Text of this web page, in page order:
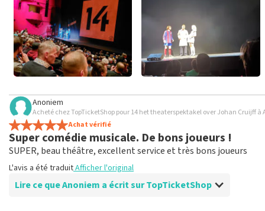
Anoniem
Acheté chez TopTicketShop pour 14 het theaterspektakel over Johan Cruijff à
Achat vérifié
Super comédie musicale. De bons joueurs !
SUPER, beau théâtre, excellent service et très bons joueurs
L'avis a été traduitAfficher l'original
Lire ce que Anoniem a écrit sur TopTicketShop